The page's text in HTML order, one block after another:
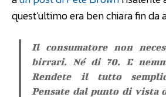
quest’ultimo era ben chiara fin da
Il consumatore non
birrari. Né di 70. E
Rendete il tutto
Pensate dal punto di vista